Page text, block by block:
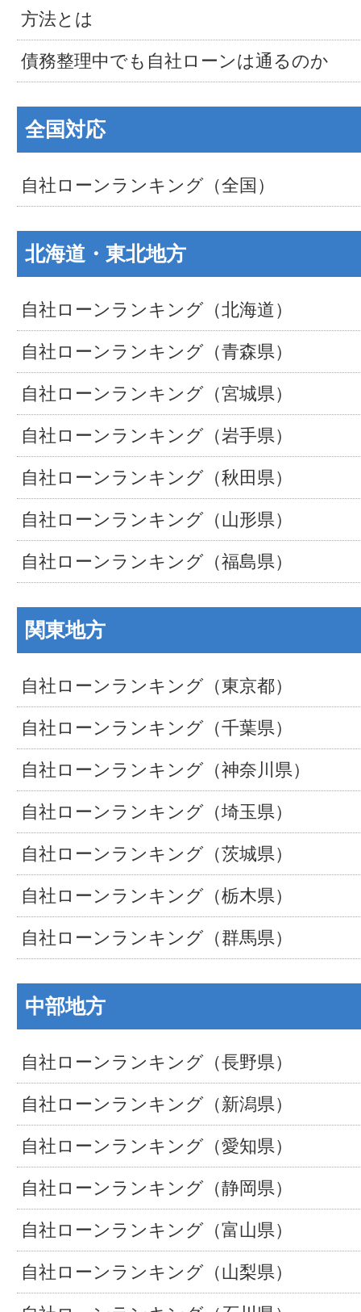
方法とは
債務整理中でも自社ローンは通るのか
全国対応
自社ローンランキング（全国）
北海道・東北地方
自社ローンランキング（北海道）
自社ローンランキング（青森県）
自社ローンランキング（宮城県）
自社ローンランキング（岩手県）
自社ローンランキング（秋田県）
自社ローンランキング（山形県）
自社ローンランキング（福島県）
関東地方
自社ローンランキング（東京都）
自社ローンランキング（千葉県）
自社ローンランキング（神奈川県）
自社ローンランキング（埼玉県）
自社ローンランキング（茨城県）
自社ローンランキング（栃木県）
自社ローンランキング（群馬県）
中部地方
自社ローンランキング（長野県）
自社ローンランキング（新潟県）
自社ローンランキング（愛知県）
自社ローンランキング（静岡県）
自社ローンランキング（富山県）
自社ローンランキング（山梨県）